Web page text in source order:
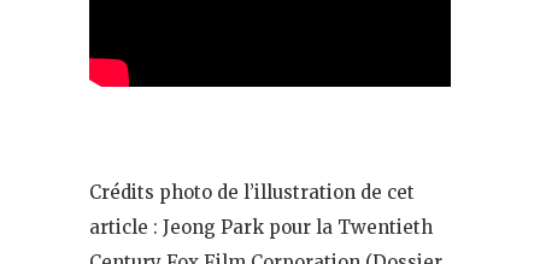
Crédits photo de l’illustration de cet
article : Jeong Park pour la Twentieth